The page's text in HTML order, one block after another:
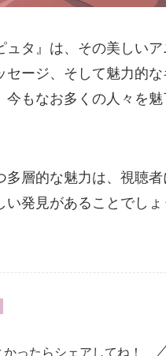
ュタ』は、その美しい
セージ、そして魅力的な
今もなお多くの人々を
多層的な魅力は、視聴者
発見があることでしょ
かったらシェアしてね！